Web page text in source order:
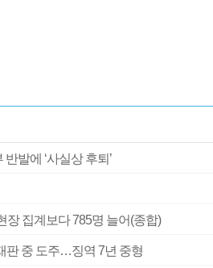
발에 ‘사실상 후퇴’
장 집계보다 785명 늘어(종합)
판 중 도주…징역 7년 중형